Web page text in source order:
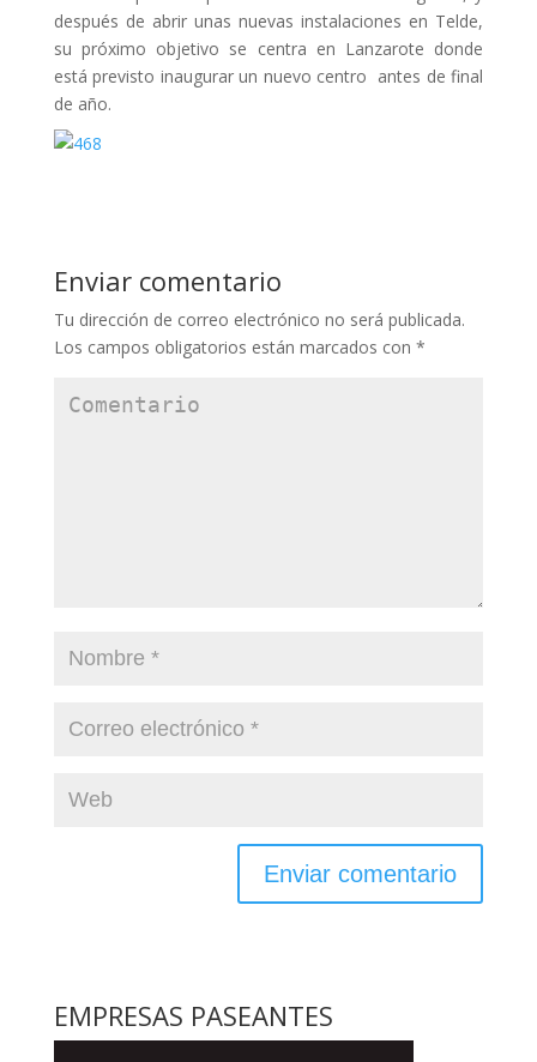
EMPRESAS PASEANTES
después de abrir unas nuevas instalaciones en Telde,
su próximo objetivo se centra en Lanzarote donde
está previsto inaugurar un nuevo centro antes de final
de año.
Enviar comentario
Tu dirección de correo electrónico no será publicada.
Los campos obligatorios están marcados con *